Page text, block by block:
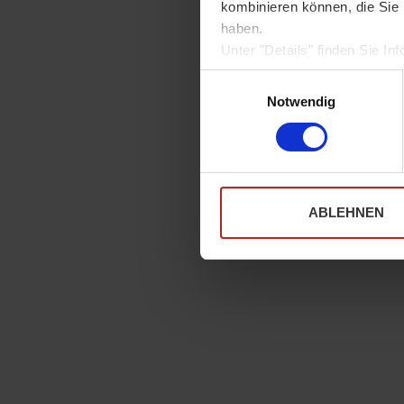
kombinieren können, die
haben.
Unter "Details" finden Sie
Weitere Informationen zum
Sofern Sie die Website in
Notwendig
ABLEHNEN